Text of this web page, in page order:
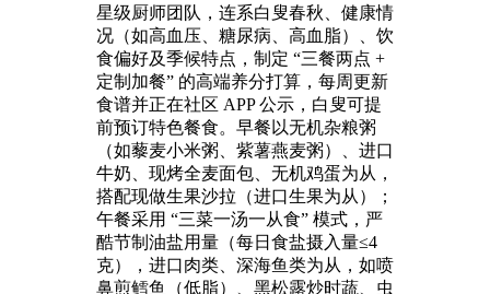
星级厨师团队，连系白叟春秋、健康情
况（如高血压、糖尿病、高血脂）、饮
食偏好及季候特点，制定 “三餐两点 +
定制加餐” 的高端养分打算，每周更新
食谱并正在社区 APP 公示，白叟可提
前预订特色餐食。早餐以无机杂粮粥
（如藜麦小米粥、紫薯燕麦粥）、进口
牛奶、现烤全麦面包、无机鸡蛋为从，
搭配现做生果沙拉（进口生果为从）；
午餐采用 “三菜一汤一从食” 模式，严
酷节制油盐用量（每日食盐摄入量≤4
克），进口肉类、深海鱼类为从，如喷
鼻煎鳕鱼（低脂）、黑松露炒时蔬、虫